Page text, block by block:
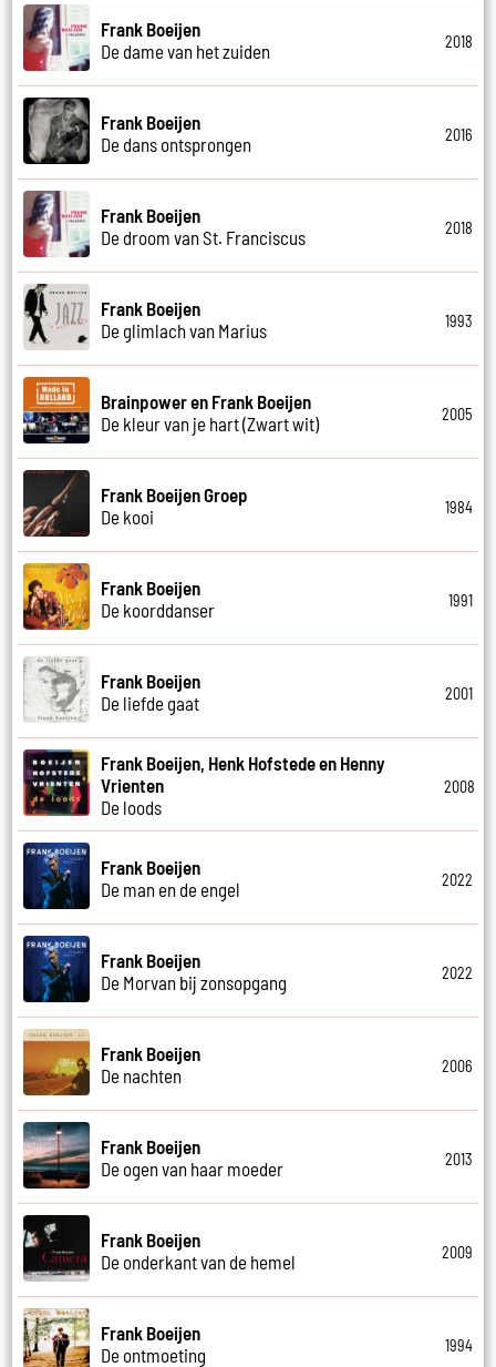
Frank Boeijen
De dame van het zuiden
2018
Frank Boeijen
De dans ontsprongen
2016
Frank Boeijen
De droom van St. Franciscus
2018
Frank Boeijen
De glimlach van Marius
1993
Brainpower en Frank Boeijen
De kleur van je hart (Zwart wit)
2005
Frank Boeijen Groep
De kooi
1984
Frank Boeijen
De koorddanser
1991
Frank Boeijen
De liefde gaat
2001
Frank Boeijen, Henk Hofstede en Henny
Vrienten
De loods
2008
Frank Boeijen
De man en de engel
2022
Frank Boeijen
De Morvan bij zonsopgang
2022
Frank Boeijen
De nachten
2006
Frank Boeijen
De ogen van haar moeder
2013
Frank Boeijen
De onderkant van de hemel
2009
Frank Boeijen
De ontmoeting
1994